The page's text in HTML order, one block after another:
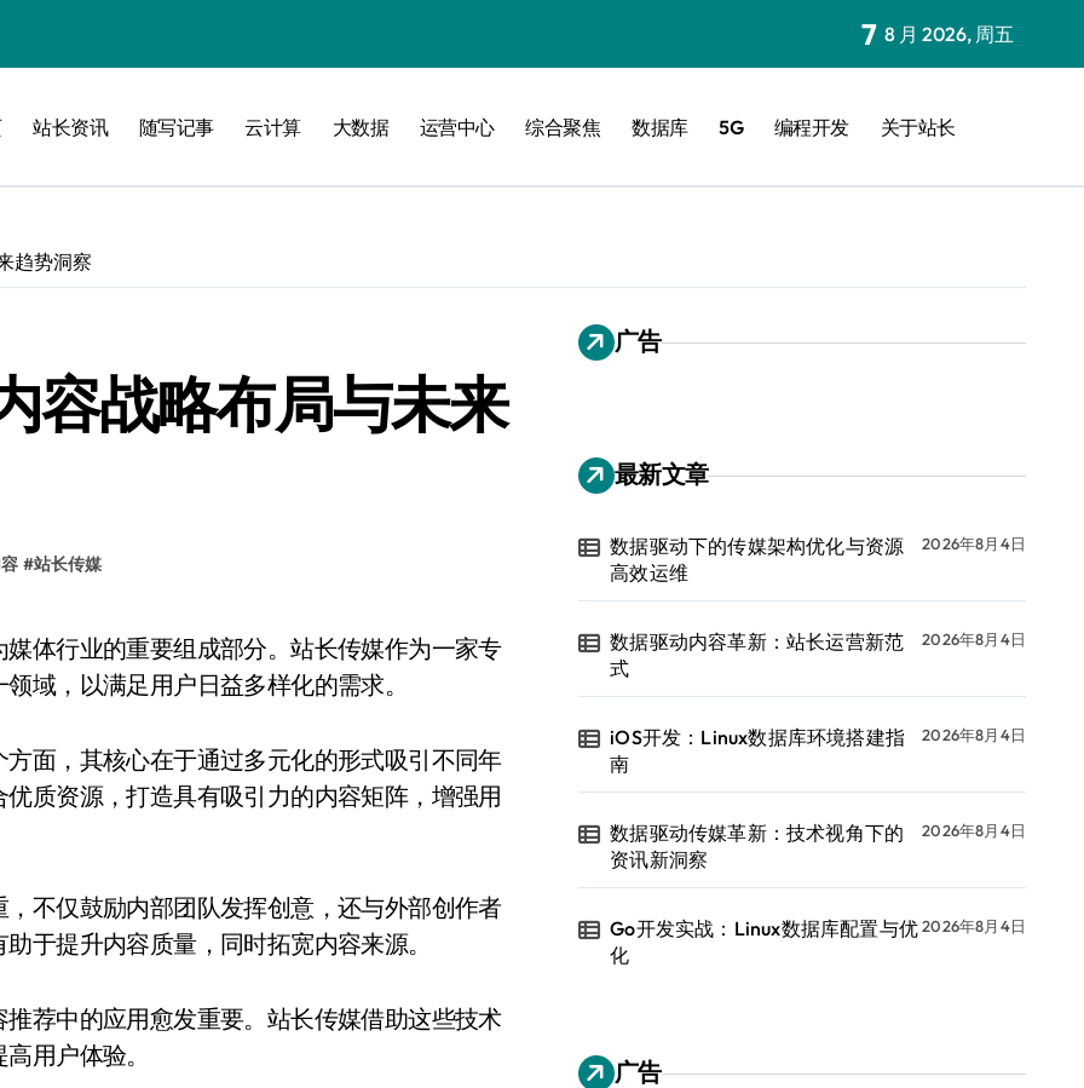
7 8 月 2026, 周五
站长资讯 随写记事 云计算 大数据 运营中心 综合聚焦 数据库 5G 编程开发 关于站长
趋势洞察
容战略布局与未来
#站长传媒
域，以满足用户日益多样化的需求。
面，其核心在于通过多元化的形式吸引不同年
质资源，打造具有吸引力的内容矩阵，增强用
不仅鼓励内部团队发挥创意，还与外部创作者
于提升内容质量，同时拓宽内容来源。
荐中的应用愈发重要。站长传媒借助这些技术
用户体验。
广告
最新文章
数据驱动下的传媒架构优化与资源
高效运维
2026年8月4日
数据驱动内容革新：站长运营新范
式
2026年8月4日
iOS开发：Linux数据库环境搭建指
南
2026年8月4日
数据驱动传媒革新：技术视角下的
资讯新洞察
2026年8月4日
Go开发实战：Linux数据库配置与优
化
2026年8月4日
广告